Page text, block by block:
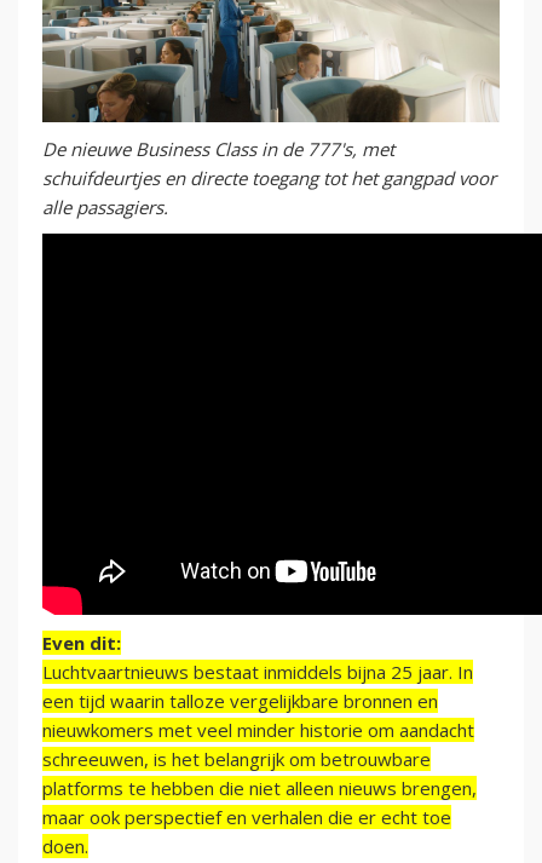
De nieuwe Business Class in de 777's, met
schuifdeurtjes en directe toegang tot het gangpad voor
alle passagiers.
Even dit:
Luchtvaartnieuws bestaat inmiddels bijna 25 jaar. In
een tijd waarin talloze vergelijkbare bronnen en
nieuwkomers met veel minder historie om aandacht
schreeuwen, is het belangrijk om betrouwbare
platforms te hebben die niet alleen nieuws brengen,
maar ook perspectief en verhalen die er echt toe
doen.